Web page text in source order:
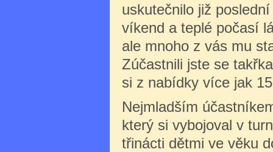
uskutečnilo již
víkend a teplé počasí
ale mnoho z vás mu
Zúčastnili jste se
si z nabídky více jak
Nejmladším
který si vybojoval v
třinácti dětmi ve věku